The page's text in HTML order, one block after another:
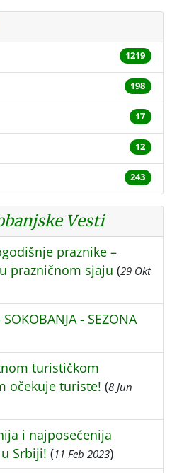
1219
198
17
12
243
Vesti
praznike –
prazničnom sjaju (29 Okt
- SEZONA
turističkom
očekuje turiste! (8 Jun
i najposećenija
Srbiji! (11 Feb 2023)